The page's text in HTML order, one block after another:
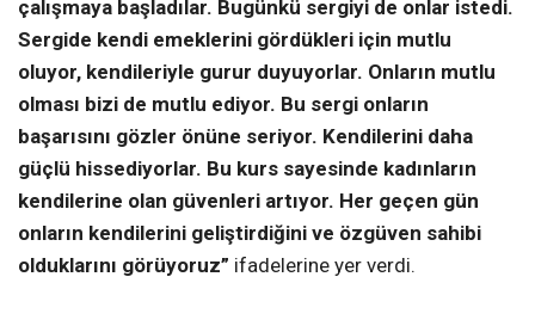
çalışmaya başladılar. Bugünkü sergiyi de onlar istedi.
Sergide kendi emeklerini gördükleri için mutlu
oluyor, kendileriyle gurur duyuyorlar. Onların mutlu
olması bizi de mutlu ediyor. Bu sergi onların
başarısını gözler önüne seriyor. Kendilerini daha
güçlü hissediyorlar. Bu kurs sayesinde kadınların
kendilerine olan güvenleri artıyor. Her geçen gün
onların kendilerini geliştirdiğini ve özgüven sahibi
olduklarını görüyoruz” ifadelerine yer verdi.